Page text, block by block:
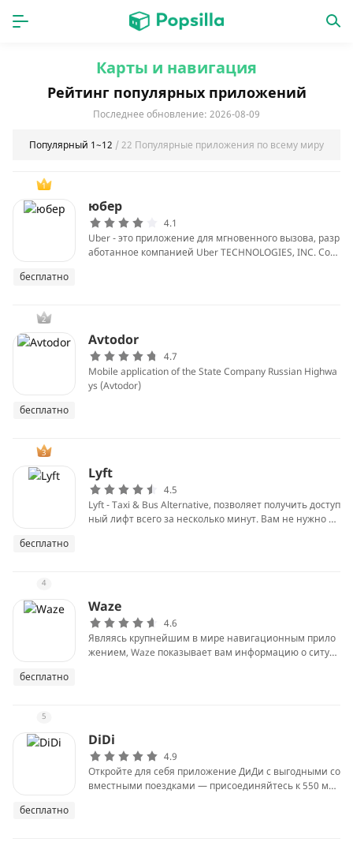
ГЛАВНАЯ
игры новинки
Карты и навигация
Рейтинг популярных приложений
Последнее обновление: 2026-08-09
Популярный 1~12 / 22 Популярные приложения по всему миру
1
бесплатно
юбер
4.1
Uber - это приложение для мгновенного вызова, разр
аботанное компанией Uber TECHNOLOGIES, INC. Со
2
бесплатно
Avtodor
4.7
Mobile application of the State Company Russian Highwa
ys (Avtodor)
3
бесплатно
Lyft
4.5
Lyft - Taxi & Bus Alternative, позволяет получить доступ
ный лифт всего за несколько минут. Вам не нужно ж
4
бесплатно
Waze
4.6
Являясь крупнейшим в мире навигационным прило
жением, Waze показывает вам информацию о ситуа
5
бесплатно
DiDi
4.9
Откройте для себя приложение ДиДи с выгодными со
вместными поездками — присоединяйтесь к 550 мил